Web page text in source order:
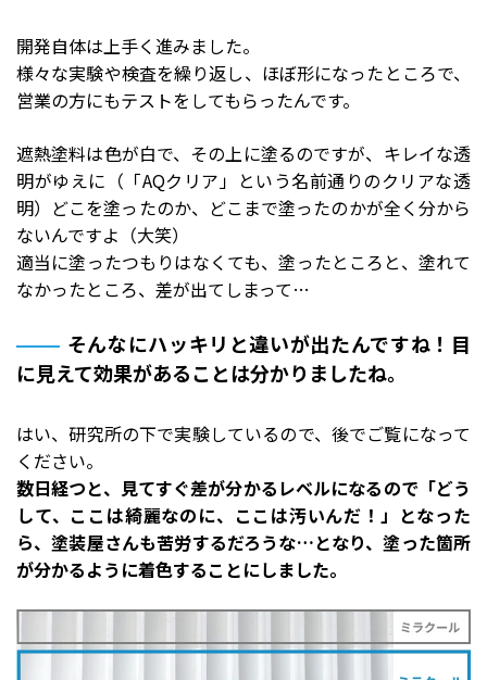
開発自体は上手く進みました。
様々な実験や検査を繰り返し、ほぼ形になったところで、
営業の方にもテストをしてもらったんです。
遮熱塗料は色が白で、その上に塗るのですが、キレイな透
明がゆえに（「AQクリア」という名前通りのクリアな透
明）どこを塗ったのか、どこまで塗ったのかが全く分から
ないんですよ（大笑）
適当に塗ったつもりはなくても、塗ったところと、塗れて
なかったところ、差が出てしまって…
そんなにハッキリと違いが出たんですね！目
に見えて効果があることは分かりましたね。
はい、研究所の下で実験しているので、後でご覧になって
ください。
数日経つと、見てすぐ差が分かるレベルになるので「どう
して、ここは綺麗なのに、ここは汚いんだ！」となった
ら、塗装屋さんも苦労するだろうな…となり、塗った箇所
が分かるように着色することにしました。